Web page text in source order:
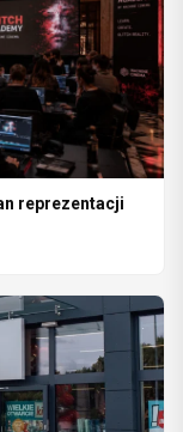
reprezentacji